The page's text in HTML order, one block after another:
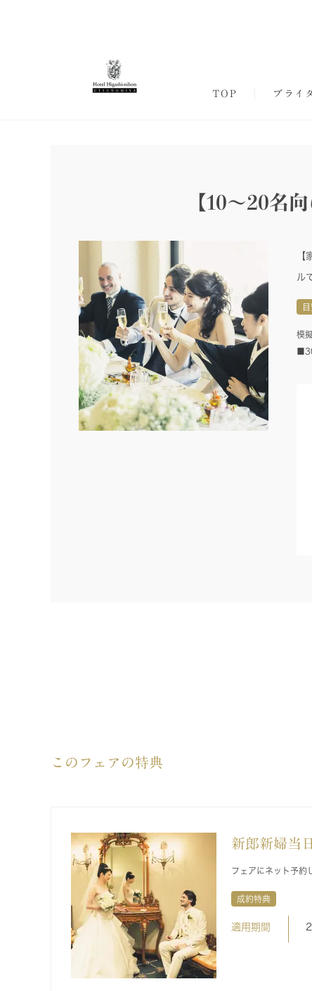
TOP ブライ
【10～20名
【
ル
模
このフェアの特典
新郎新婦当
フェアにネット予約
成約特典
適用期間